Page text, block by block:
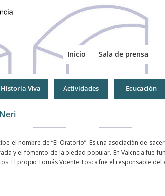
Inicio Sala de prensa
Historia Viva Actividades Educación
el nombre de “El Oratorio”. Es una asociación de
y el fomento de la piedad popular. En Valencia fue
El propio Tomás Vicente Tosca fue el responsable